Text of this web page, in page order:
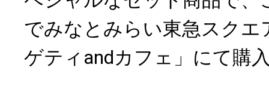
でみなとみらい東急スクエ
ゲティandカフェ」にて購